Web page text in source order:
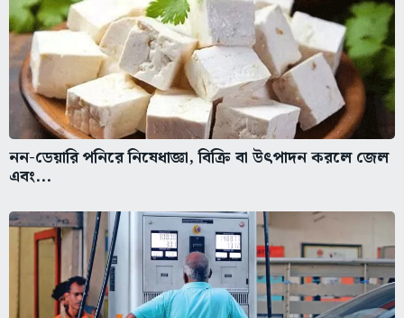
নন-ডেয়ারি পনিরে নিষেধাজ্ঞা, বিক্রি বা উৎপাদন করলে জেল
এবং...